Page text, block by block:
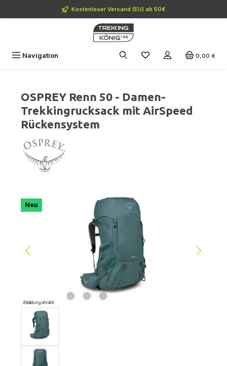
Zum Hauptinhalt springenKostenloser Versand (EU) ab 50€
Navigation 0,00 €
OSPREY Renn 50 - Damen-
Trekkingrucksack mit AirSpeed
Rückensystem
Bildergalerie überspringen
Neu
Abbildung ähnlich